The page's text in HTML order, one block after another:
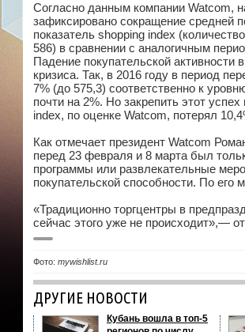
Согласно данным компании Watcom,
зафиксировано сокращение средней
показатель shopping index
586) в сравнении с аналогичным
Падение покупательской
кризиса. Так, в 2016 году в период
7% (до 575,3) соответственно к
почти на 2%. Но закрепить этот
index, по оценке Watcom, потерял
Как отмечает президент Watcom
перед 23 февраля и 8 марта был
программы или развлекательные
покупательской способности. По
«Традиционно торгцентры в
сейчас этого уже не происходит»,—
Фото: mywishlist.ru
ДРУГИЕ НОВОСТИ
Кубань вошла в топ-5